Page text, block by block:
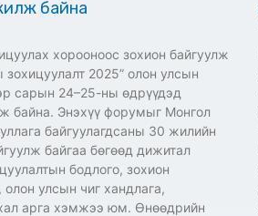
байна
хорооноос зохион байгуулж
2025” олон улсын
сарын 24–25-ны өдрүүдэд
байна. Энэхүү форумыг Монгол
байгуулагдсаны 30 жилийн
байгаа бөгөөд дижитал
бодлого, зохион
улсын чиг хандлага,
арга хэмжээ юм. Өнөөдрийн